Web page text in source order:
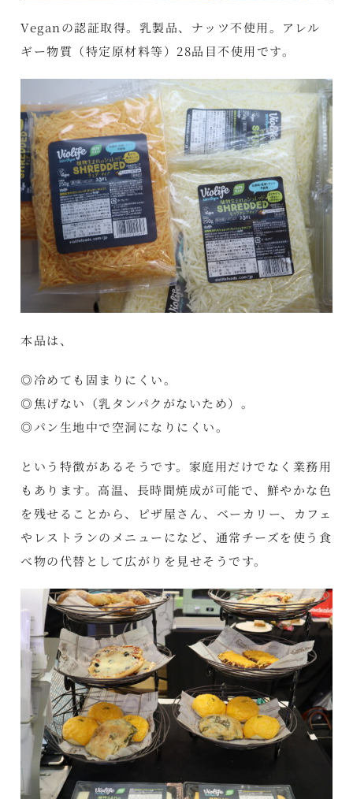
Veganの認証取得。乳製品、ナッツ不使用。アレル
ギー物質（特定原材料等）28品目不使用です。
本品は、
◎冷めても固まりにくい。
◎焦げない（乳タンパクがないため）。
◎パン生地中で空洞になりにくい。
という特徴があるそうです。家庭用だけでなく業務用
もあります。高温、長時間焼成が可能で、鮮やかな色
を残せることから、ピザ屋さん、ベーカリー、カフェ
やレストランのメニューになど、通常チーズを使う食
べ物の代替として広がりを見せそうです。